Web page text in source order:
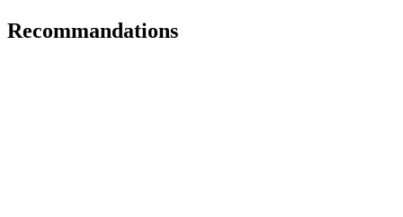
Recommandations